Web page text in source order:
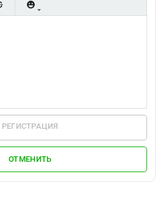
РЕГИСТРАЦИЯ
ОТМЕНИТЬ